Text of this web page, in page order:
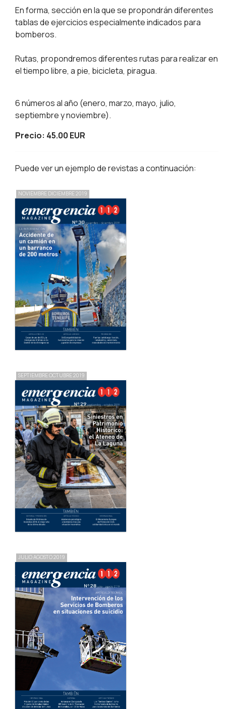
En forma, sección en la que se propondrán diferentes
tablas de ejercicios especialmente indicados para
bomberos.
Rutas, propondremos diferentes rutas para realizar en
el tiempo libre, a pie, bicicleta, piragua.
6 números al año (enero, marzo, mayo, julio,
septiembre y noviembre).
Precio: 45.00 EUR
Puede ver un ejemplo de revistas a continuación:
NOVIEMBRE DICIEMBRE 2019
SEPTIEMBRE OCTUBRE 2019
JULIO AGOSTO 2019